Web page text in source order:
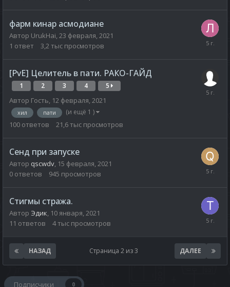
фарм кинар асмодиане
Автор UrukHai 23 февраля, 2021
1 ответ 3,2 тыс просмотров
[PvE] Целитель в пати. РАКО-ГАЙД
1 2 3 4 5
Автор Гость 12 февраля, 2021
хил пати (и ещё 1 )
100 ответов 21,6 тыс просмотров
Сенд при запуске
Автор qscwdv, 15 февраля, 2021
0 ответов 945 просмотров
Стигмы стража.
Автор Эдик, 10 января, 2021
11 ответов 4 тыс просмотров
НАЗАД ДАЛЕЕ
Страница 2 из 3
Подписчики 0